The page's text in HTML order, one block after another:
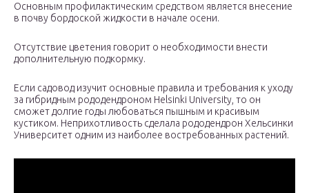
Основным профилактическим средством является внесение
в почву бордоской жидкости в начале осени.
Отсутствие цветения говорит о необходимости внести
дополнительную подкормку.
Если садовод изучит основные правила и требования к уходу
за гибридным рододендроном Helsinki University, то он
сможет долгие годы любоваться пышным и красивым
кустиком. Неприхотливость сделала рододендрон Хельсинки
Университет одним из наиболее востребованных растений.